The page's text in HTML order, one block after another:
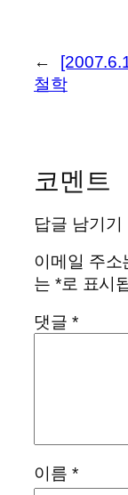
←
철학
코멘트
답글 남기기
이메일 주소
는 *로 표시
댓글 *
이름 *